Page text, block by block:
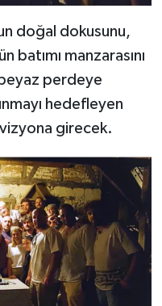
doğal dokusunu,
batımı manzarasını
perdeye
hedefleyen
girecek.